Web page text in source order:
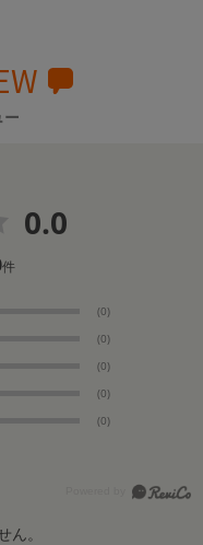
0.0
件
(0)
(0)
(0)
(0)
(0)
ん。